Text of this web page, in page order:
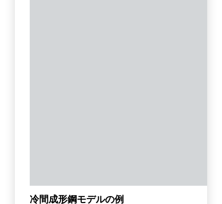
冷間成形鋼モデルの例